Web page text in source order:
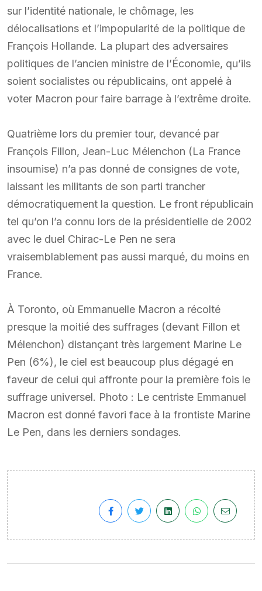
sur l’identité nationale, le chômage, les
délocalisations et l’impopularité de la politique de
François Hollande. La plupart des adversaires
politiques de l’ancien ministre de l’Économie, qu’ils
soient socialistes ou républicains, ont appelé à
voter Macron pour faire barrage à l’extrême droite.
Quatrième lors du premier tour, devancé par
François Fillon, Jean-Luc Mélenchon (La France
insoumise) n’a pas donné de consignes de vote,
laissant les militants de son parti trancher
démocratiquement la question. Le front républicain
tel qu’on l’a connu lors de la présidentielle de 2002
avec le duel Chirac-Le Pen ne sera
vraisemblablement pas aussi marqué, du moins en
France.
À Toronto, où Emmanuelle Macron a récolté
presque la moitié des suffrages (devant Fillon et
Mélenchon) distançant très largement Marine Le
Pen (6%), le ciel est beaucoup plus dégagé en
faveur de celui qui affronte pour la première fois le
suffrage universel. Photo : Le centriste Emmanuel
Macron est donné favori face à la frontiste Marine
Le Pen, dans les derniers sondages.